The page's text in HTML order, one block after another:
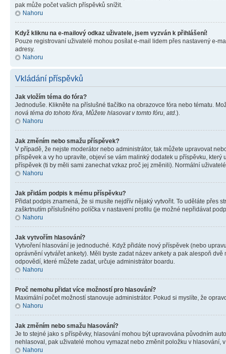
pak může počet vašich příspěvků snížit.
Nahoru
Když kliknu na e-mailový odkaz uživatele, jsem vyzván k přihlášení!
Pouze registrovaní uživatelé mohou posílat e-mail lidem přes nastavený e-
adresy.
Nahoru
Vkládání příspěvků
Jak vložím téma do fóra?
Jednoduše. Klikněte na příslušné tlačítko na obrazovce fóra nebo tématu.
nová téma do tohoto fóra, Můžete hlasovat v tomto fóru, atd.).
Nahoru
Jak změním nebo smažu příspěvek?
V případě, že nejste moderátor nebo administrátor, tak můžete upravovat
příspěvek a vy ho upravíte, objeví se vám malinký dodatek u příspěvku,
příspěvek (ti by měli sami zanechat vzkaz proč jej změnili). Normální
Nahoru
Jak přidám podpis k mému příspěvku?
Přidat podpis znamená, že si musíte nejdřív nějaký vytvořit. To uděláte přes
zaškrtnutím příslušného políčka v nastavení profilu (je možné nepřidávat
Nahoru
Jak vytvořím hlasování?
Vytvoření hlasování je jednoduché. Když přidáte nový příspěvek (nebo
oprávnění vytvářet ankety). Měli byste zadat název ankety a pak alespoň
odpovědí, které můžete zadat, určuje administrátor boardu.
Nahoru
Proč nemohu přidat více možností pro hlasování?
Maximální počet možností stanovuje administrátor. Pokud si myslíte, že
Nahoru
Jak změním nebo smažu hlasování?
Je to stejné jako s příspěvky, hlasování mohou být upravována původním
nehlasoval, pak uživatelé mohou vymazat nebo změnit položku v
Nahoru